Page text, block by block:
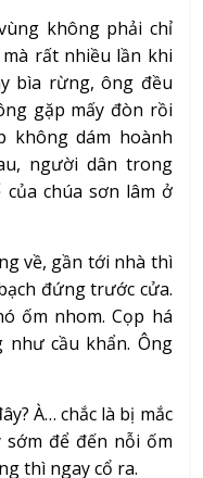
không phải chỉ
rất nhiều lần khi
bìa rừng, ông đều
gặp mấy đòn rồi
không dám hoành
người dân trong
chúa sơn lâm ở
về, gần tới nhà thì
đứng trước cửa.
ốm nhom. Cọp há
cầu khẩn. Ông
À… chắc là bị mắc
sớm để đến nỗi ốm
thì ngay cổ ra.